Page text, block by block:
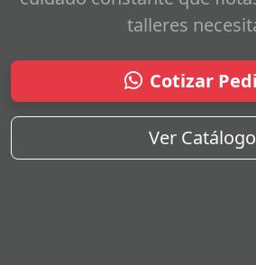
talleres
Cotizar
Ver Catálogo